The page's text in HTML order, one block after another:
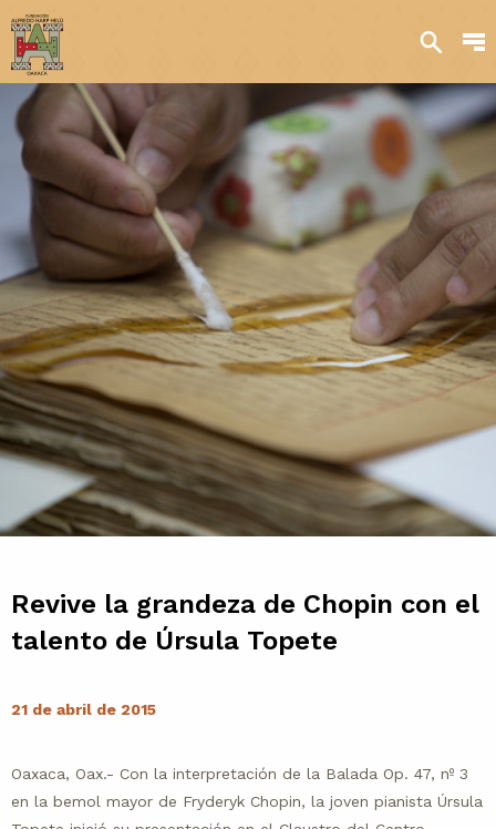
Sobre nosotros
Transparencia
Qué hacemos
Iniciativas
Acervos y
colecciones
Publicaciones
Contacto
Agenda
Noticias
Revive la grandeza de Chopin con el
talento de Úrsula Topete
21 de abril de 2015
Oaxaca, Oax.- Con la interpretación de la Balada Op. 47, nº 3
en la bemol mayor de Fryderyk Chopin, la joven pianista Úrsula